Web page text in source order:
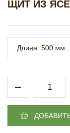
ЩИТ ИЗ
Длина: 500 мм